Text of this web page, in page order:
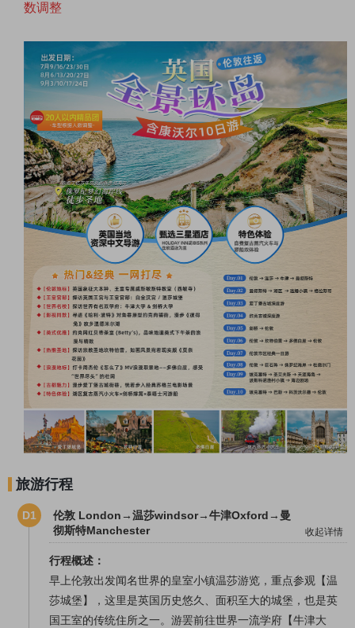
★【怀旧之旅
经典齐打卡 】 温莎城堡、爱丁堡城堡、大英博物馆、大本钟、
白金汉宫等一网打尽！
数调整
旅游行程
D1
伦敦 London→温莎windsor→牛津Oxford→曼
彻斯特Manchester
收起详情
行程概述：
早上伦敦出发闻名世界的皇室小镇温莎游览，重点参观【温
莎城堡】，这里是英国历史悠久、面积至大的城堡，也是英
国王室的传统住所之一。游罢前往世界一流学府【牛津大